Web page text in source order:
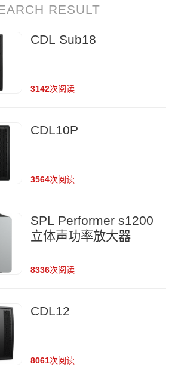
RESULT
CDL Sub18
3142次阅读
CDL10P
3564次阅读
SPL Performer s1200
立体声功率放大器
8336次阅读
CDL12
8061次阅读